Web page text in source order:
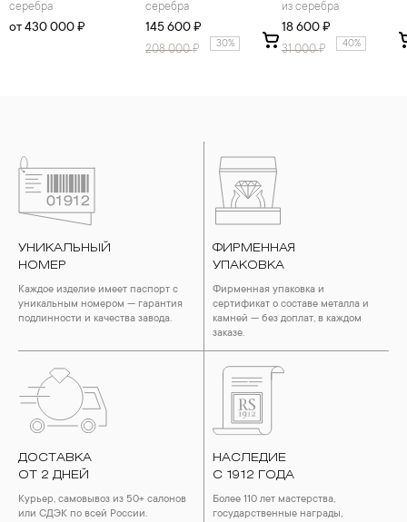
серебра
от 430 000 ₽
серебра
145 600 ₽
208 000₽ 30%
из серебра
18 600 ₽
31 000₽ 40%
УНИКАЛЬНЫЙ
НОМЕР
Каждое изделие имеет паспорт с
уникальным номером — гарантия
подлинности и качества завода.
ФИРМЕННАЯ
УПАКОВКА
Фирменная упаковка и
сертификат о составе металла и
камней — без доплат, в каждом
заказе.
ДОСТАВКА
ОТ 2 ДНЕЙ
Курьер, самовывоз из 50+ салонов
или СДЭК по всей России.
НАСЛЕДИЕ
С 1912 ГОДА
Более 110 лет мастерства,
государственные награды,